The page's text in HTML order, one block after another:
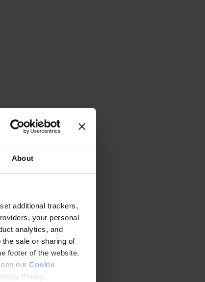
About
additional trackers,
your personal
analytics, and
sale or sharing of
footer of the website.
our Cookie
Policy